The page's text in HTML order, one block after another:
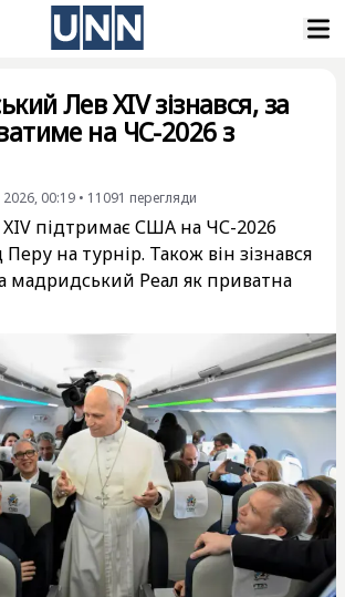
Лев XIV зізнався, за
на ЧС-2026 з
00:19 • 11091 перегляди
підтримає США на ЧС-2026
на турнір. Також він зізнався
мадридський Реал як приватна